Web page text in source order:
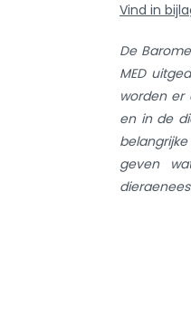
Vind in
De
MED
worden er
en in de
geven